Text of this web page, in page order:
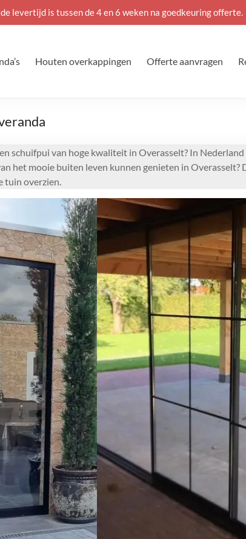
Houten overkappingen Offerte aanvragen
schuifpui van hoge kwaliteit in Overasselt? In
het mooie buiten leven kunnen genieten in Overasselt?
tuin overzien.
levertijd is tussen de 4 en 6 weken na goedkeuring offerte.